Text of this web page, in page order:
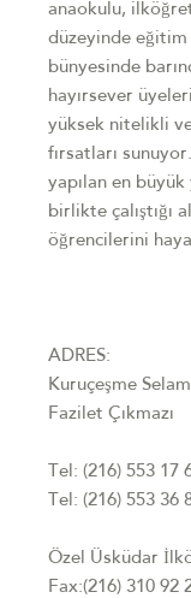
anaokulu,
düzeyinde
bünyesinde
hayırsever
yüksek nitelikli
fırsatları
yapılan en büyük
birlikte çalıştığı
öğrencilerini
ADRES:
Kuruçeşme
Fazilet
Tel: (216) 553 17
Tel: (216) 553 36
Özel Üsküdar
Fax:(216) 310 92